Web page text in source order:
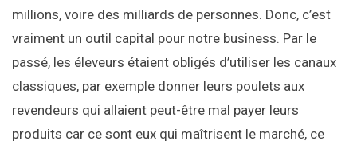
millions, voire des milliards de personnes. Donc, c’est
vraiment un outil capital pour notre business. Par le
passé, les éleveurs étaient obligés d’utiliser les canaux
classiques, par exemple donner leurs poulets aux
revendeurs qui allaient peut-être mal payer leurs
produits car ce sont eux qui maîtrisent le marché, ce